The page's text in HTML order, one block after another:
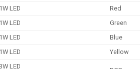
LED Red
LED Green
LED Blue
LED Yellow
LED